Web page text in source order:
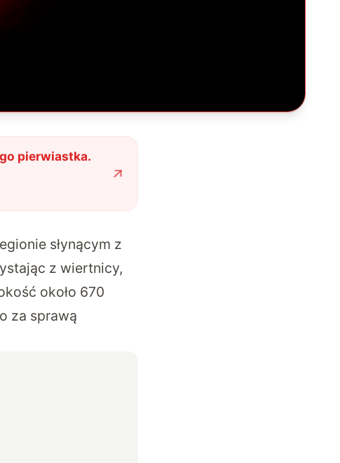
pierwiastka.
słynącym z
z wiertnicy,
około 670
za sprawą